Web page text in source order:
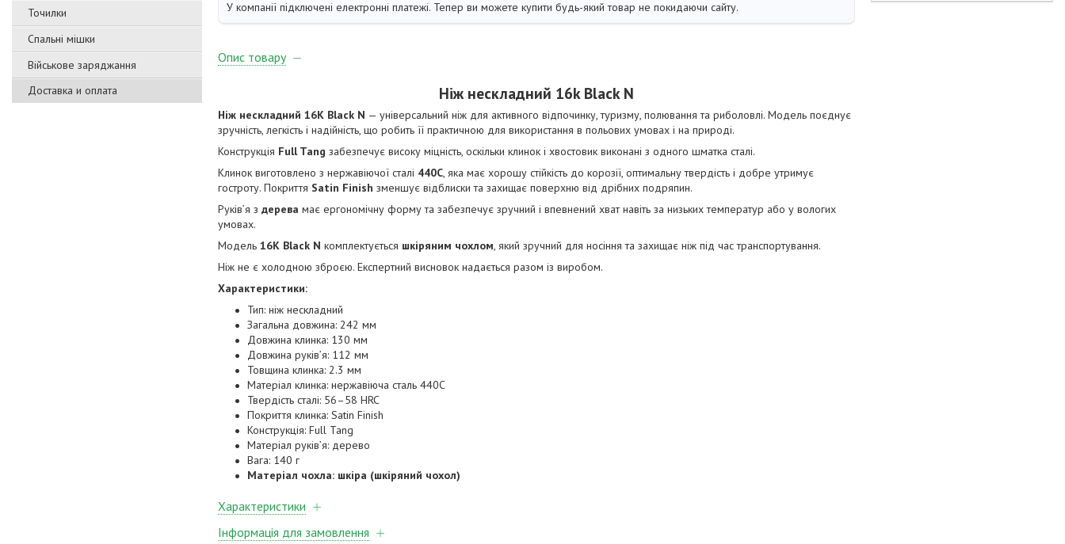
Точилки
Спальні мішки
Військове заряджання
Доставка и оплата
У компанії підключені електронні платежі. Тепер ви можете купити будь-який товар не покидаючи сайту.
Опис товару
Ніж нескладний 16k Black N
Ніж нескладний 16K Black N — універсальний ніж для активного відпочинку, туризму, полювання та риболовлі. Модель поєднує
зручність, легкість і надійність, що робить її практичною для використання в польових умовах і на природі.
Конструкція Full Tang забезпечує високу міцність, оскільки клинок і хвостовик виконані з одного шматка сталі.
Клинок виготовлено з нержавіючої сталі 440C, яка має хорошу стійкість до корозії, оптимальну твердість і добре утримує
гостроту. Покриття Satin Finish зменшує відблиски та захищає поверхню від дрібних подряпин.
Руків’я з дерева має ергономічну форму та забезпечує зручний і впевнений хват навіть за низьких температур або у вологих
умовах.
Модель 16K Black N комплектується шкіряним чохлом, який зручний для носіння та захищає ніж під час транспортування.
Ніж не є холодною зброєю. Експертний висновок надається разом із виробом.
Характеристики:
Тип: ніж нескладний
Загальна довжина: 242 мм
Довжина клинка: 130 мм
Довжина руків’я: 112 мм
Товщина клинка: 2.3 мм
Матеріал клинка: нержавіюча сталь 440C
Твердість сталі: 56–58 HRC
Покриття клинка: Satin Finish
Конструкція: Full Tang
Матеріал руків’я: дерево
Вага: 140 г
Матеріал чохла: шкіра (шкіряний чохол)
Характеристики
Інформація для замовлення